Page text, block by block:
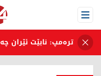
Open Menu
ترەمپ: نابێت ئێران